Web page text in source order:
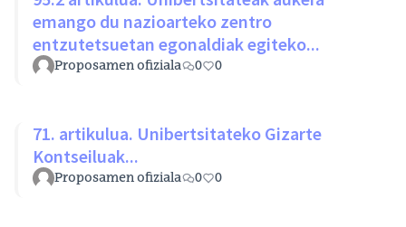
emango du nazioarteko zentro
entzutetsuetan egonaldiak egiteko...
Proposamen ofiziala 0 0
71. artikulua. Unibertsitateko Gizarte
Kontseiluak...
Proposamen ofiziala 0 0